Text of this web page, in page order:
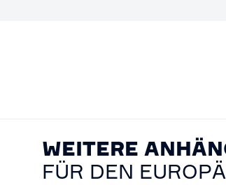
WEITERE
FÜR DEN